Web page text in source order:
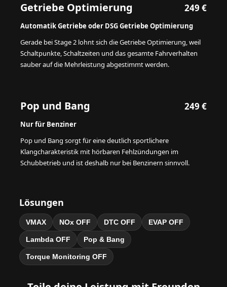
Getriebe Optimierung 249 €
Automatik Getriebe oder DSG Getriebe Optimierung
Gerade bei Stage 2 lohnt sich die Getriebe Optimierung, weil
Schaltpunkte, Schaltzeiten und das gesamte Fahrverhalten
sauber auf die Mehrleistung abgestimmt werden.
Pop und Bang 249 €
Nur für Benziner
Pop und Bang sorgt für eine deutlich sportlichere
Klangcharakteristik mit hörbaren Fehlzündungen im
Schubbetrieb und ist deshalb nur bei Benzinern sinnvoll.
Lösungen
VMAX NOx OFF DTC OFF EVAP OFF
Lambda OFF Pop & Bang
Torque Monitoring OFF